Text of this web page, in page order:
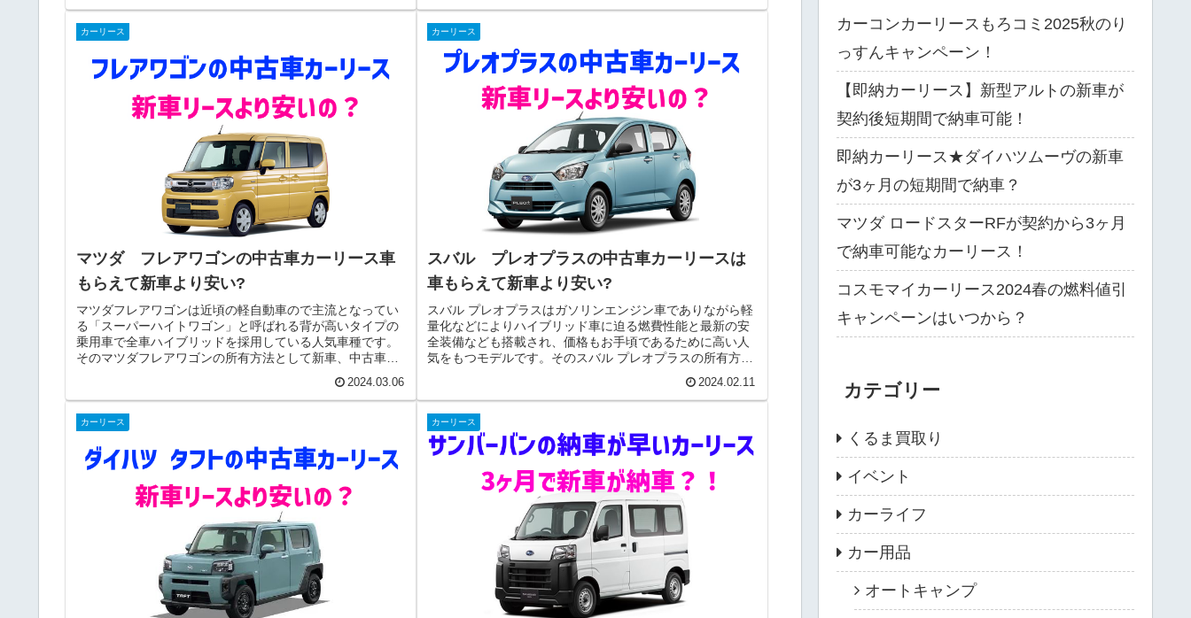
カーリース
マツダ フレアワゴンの中古車カーリース車
もらえて新車より安い?
マツダフレアワゴンは近頃の軽自動車ので主流となってい
る「スーパーハイトワゴン」と呼ばれる背が高いタイプの
乗用車で全車ハイブリッドを採用している人気車種です。
そのマツダフレアワゴンの所有方法として新車、中古車を
2024.03.06
カーリース
スバル プレオプラスの中古車カーリースは
車もらえて新車より安い?
スバル プレオプラスはガソリンエンジン車でありながら軽
量化などによりハイブリッド車に迫る燃費性能と最新の安
全装備なども搭載され、価格もお手頃であるために高い人
気をもつモデルです。そのスバル プレオプラスの所有方法
2024.02.11
カーリース カーリース
カーコンカーリースもろコミ2025秋のり
っすんキャンペーン！
【即納カーリース】新型アルトの新車が
契約後短期間で納車可能！
即納カーリース★ダイハツムーヴの新車
が3ヶ月の短期間で納車？
マツダ ロードスターRFが契約から3ヶ月
で納車可能なカーリース！
コスモマイカーリース2024春の燃料値引
キャンペーンはいつから？
カテゴリー
くるま買取り
イベント
カーライフ
カー用品
オートキャンプ